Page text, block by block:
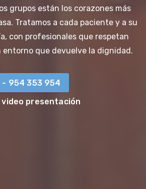
grupos están los corazones más
Tratamos a cada paciente y a su
con profesionales que respetan
entorno que devuelve la dignidad.
- 954 353 954
video presentación